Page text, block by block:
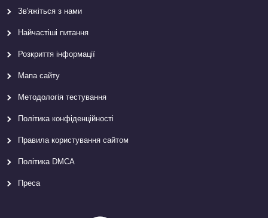
Зв'яжіться з нами
Найчастіші питання
Розкриття інформації
Мапа сайту
Методологія тестування
Політика конфіденційності
Правила користування сайтом
Політика DMCA
Преса